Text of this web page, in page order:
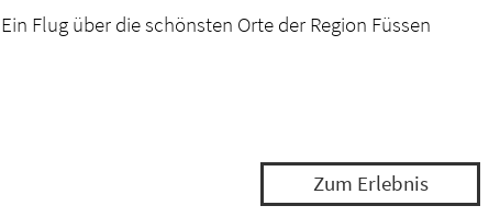
Ein Flug über die schönsten Orte der Region Füssen
Zum Erlebnis